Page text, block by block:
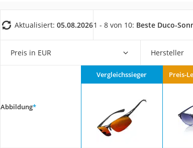
Service
Aktualisiert: 05.08.20261 - 8 von 10: Beste Duco-
Preis in EUR Hersteller
Abbildung*
Vergleichssieger Preis-